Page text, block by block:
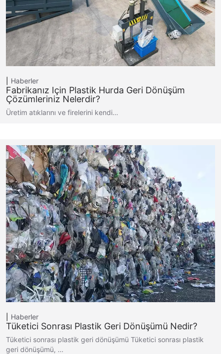
Haberler
Fabrikanız Için Plastik Hurda Geri Dönüşüm
Çözümleriniz Nelerdir?
Üretim atıklarını ve firelerini kendi…
Haberler
Tüketici Sonrası Plastik Geri Dönüşümü Nedir?
Tüketici sonrası plastik geri dönüşümü Tüketici sonrası plastik
geri dönüşümü, …